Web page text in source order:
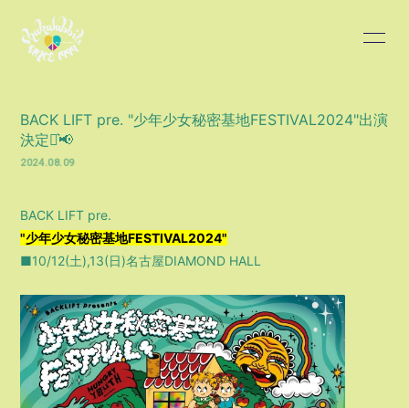
SCHEDULE
MOVIE
PHOTO
会員登録 ログイン
BACK LIFT pre. "少年少女秘密基地FESTIVAL2024"出演
決定⋆͛📢
2024.08.09
BACK LIFT pre.
"少年少女秘密基地FESTIVAL2024"
■10/12(土),13(日)名古屋DIAMOND HALL